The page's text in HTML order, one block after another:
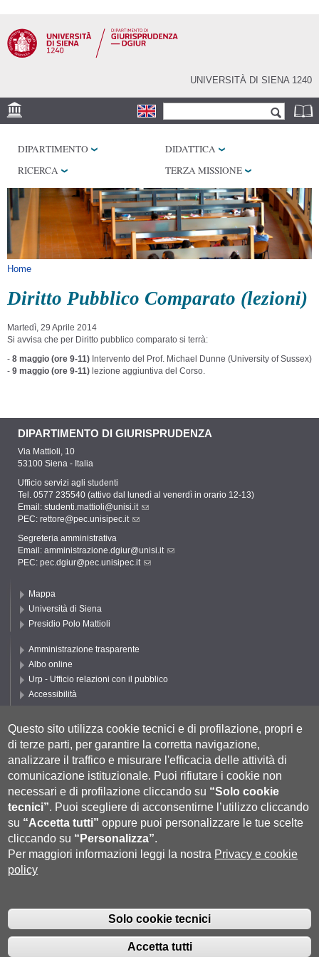
contenuto
principale
UNIVERSITÀ DI SIENA 1240
Form di ricerca
BIBLIOTECHE
SERVIZI
DIPARTIMENTO
DIDATTICA
RICERCA
TERZA MISSIONE
Tu sei qui
Home
Diritto Pubblico Comparato (lezioni)
Martedì, 29 Aprile 2014
Si avvisa che per Diritto pubblico comparato si terrà:
- 8 maggio (ore 9-11) Intervento del Prof. Michael Dunne (University of Sussex)
- 9 maggio (ore 9-11) lezione aggiuntiva del Corso.
DIPARTIMENTO DI GIURISPRUDENZA
Via Mattioli, 10
53100 Siena - Italia
Ufficio servizi agli studenti
Tel. 0577 235540 (attivo dal lunedì al venerdì in orario 12-13)
Email: studenti.mattioli@unisi.it
PEC: rettore@pec.unisipec.it
Segreteria amministrativa
Email: amministrazione.dgiur@unisi.it
PEC: pec.dgiur@pec.unisipec.it
Mappa
Università di Siena
Presidio Polo Mattioli
Amministrazione trasparente
Albo online
Urp - Ufficio relazioni con il pubblico
Accessibilità
Cookie settings
Segui UNISI
P.IVA 00273530527 | C.F. 80002070524 |Coordinate bancarie|Caselle
Pec: Posta Elettronica Certificata|Fatturazione Elettronica
- URP - Ufficio Relazioni con il Pubblico Tel.
Questo sito utilizza cookie tecnici e di profilazione, propri e
di terze parti, per garantire la corretta navigazione,
analizzare il traffico e misurare l'efficacia delle attività di
comunicazione istituzionale. Puoi rifiutare i cookie non
necessari e di profilazione cliccando su “Solo cookie
tecnici”. Puoi scegliere di acconsentirne l’utilizzo cliccando
su “Accetta tutti” oppure puoi personalizzare le tue scelte
cliccando su “Personalizza”.
Per maggiori informazioni leggi la nostra Privacy e cookie
policy
Solo cookie tecnici
Accetta tutti